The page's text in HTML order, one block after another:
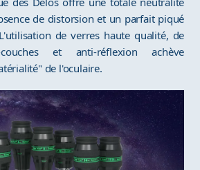
de distorsion et un parfait piqué
de verres haute qualité, de
et anti-réflexion achève
de l'oculaire.